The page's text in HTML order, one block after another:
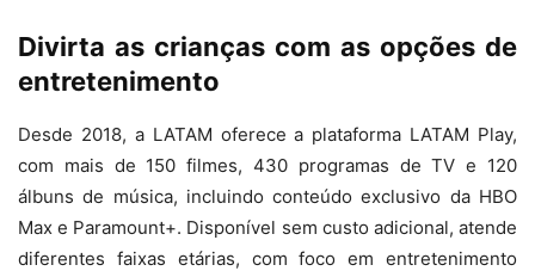
Divirta as crianças com as opções de
entretenimento
Desde 2018, a LATAM oferece a plataforma LATAM Play,
com mais de 150 filmes, 430 programas de TV e 120
álbuns de música, incluindo conteúdo exclusivo da HBO
Max e Paramount+. Disponível sem custo adicional, atende
diferentes faixas etárias, com foco em entretenimento